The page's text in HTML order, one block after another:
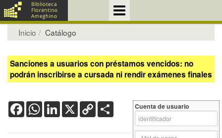
Inicio Catálogo
Sanciones a usuarios con préstamos vencidos: no
podrán inscribirse a cursada ni rendir exámenes finales
FacebookWhatsApp
LinkedIn
X Copy
Link
Cuenta de usuario